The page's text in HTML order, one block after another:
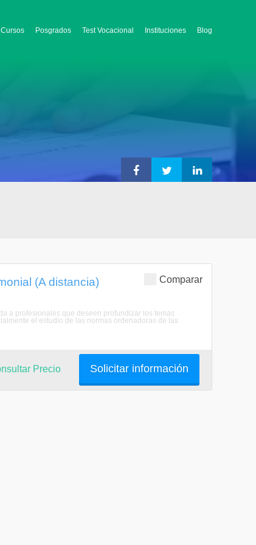
Cursos Posgrados Test Vocacional Instituciones Blog
Comparar
(A distancia)
a profesionales que deseen profundizar los temas
el estudio de las normas ordenadoras de las
Solicitar información
Precio